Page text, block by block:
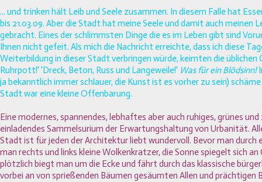
... und trinken hält Leib und Seele zusammen. In diesem Falle hat
bis 21.03.09. Aber die Stadt hat meine Seele und damit auch meinen
gebracht. Eines der schlimmsten Dinge die es im Leben gibt sind
Ihnen nicht gefeit. Als mich die Nachricht erreichte, dass ich diese
Weiterbildung in dieser Stadt verbringen würde, keimten die üblichen
Ruhrpott!' 'Dreck, Beton, Russ und Langeweile!' Was für ein Blödsinn!
ja bekanntlich immer schlauer, die Kunst ist es vorher zu sein)
Stadt war eine kleine Offenbarung.
Eine modernes, spannendes, lebhaftes aber auch ruhiges, grünes
einladendes Sammelsurium der Erwartungshaltung von Urbanität.
Stadt ist für jeden der Architektur liebt wundervoll. Bevor man durch
man rechts und links kleine Wolkenkratzer, die Sonne spiegelt sich
plötzlich biegt man um die Ecke und fährt durch das klassische
vorbei an von sprießenden Bäumen gesäumten Allen und prächtigen